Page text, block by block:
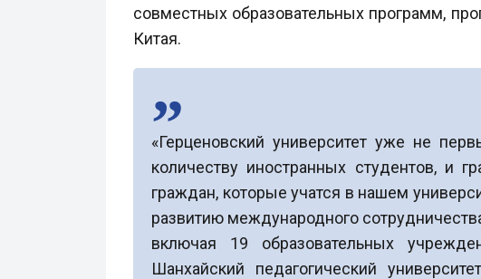
совместных образовательных программ,
Китая.
«Герценовский университет уже не
количеству иностранных студентов, и
граждан, которые учатся в нашем
развитию международного
включая 19 образовательных
Шанхайский педагогический